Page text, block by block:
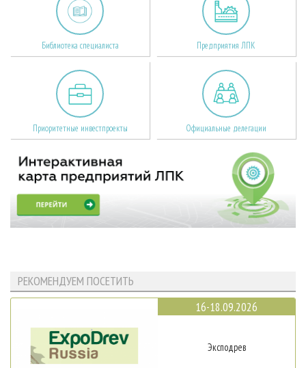
Библиотека специалиста Предприятия ЛПК
Приоритетные инвестпроекты Официальные делегации
РЕКОМЕНДУЕМ ПОСЕТИТЬ
16-18.09.2026
Эксподрев